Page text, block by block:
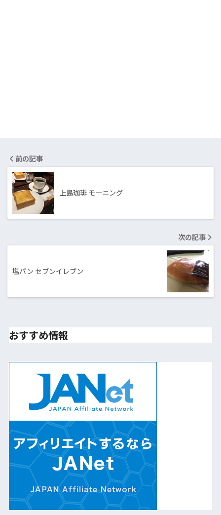
前の記事
上島珈琲 モーニング
次の記事
塩パン セブンイレブン
おすすめ情報